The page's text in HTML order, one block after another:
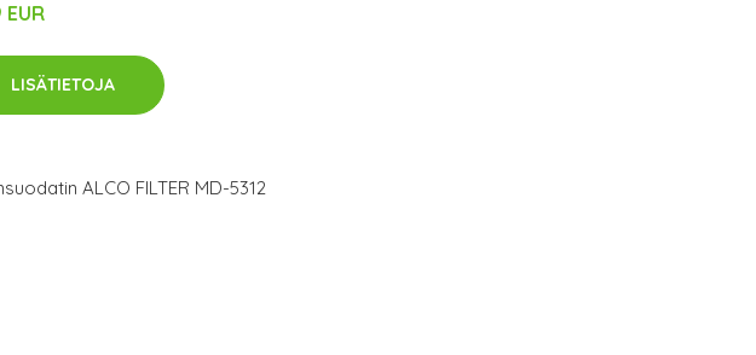
EUR
LISÄTIETOJA
ALCO FILTER MD-5312